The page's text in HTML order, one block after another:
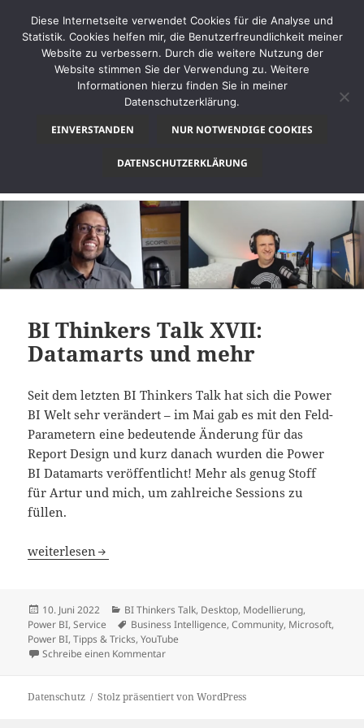
Juni 2022
BI Thinkers Talk XVII:
Datamarts und mehr
Seit dem letzten BI Thinkers Talk hat sich die Power
BI Welt sehr verändert – im Mai gab es mit den Feld-
Parametern eine bedeutende Änderung für das
Report Design und kurz danach wurden die Power
BI Datamarts veröffentlicht! Mehr als genug Stoff
für Artur und mich, um zahlreiche Sessions zu
füllen.
BI Thinkers Talk XVII: Datamarts und mehr
weiterlesen
Veröffentlicht
am
10. Juni 2022 Kategorien
BI Thinkers Talk, Desktop, Modellierung,
Power BI,Service Schlagwörter
Business Intelligence,Community, Microsoft,
Power BI,Tipps & Tricks,YouTube
Schreibe einen Kommentarzu BI Thinkers Talk XVII: Datamarts und
Datenschutz Stolz präsentiert von WordPress
Diese Internetseite verwendet Cookies für die Analyse und
Statistik. Cookies helfen mir, die Benutzerfreundlichkeit meiner
Website zu verbessern. Durch die weitere Nutzung der
Website stimmen Sie der Verwendung zu. Weitere
Informationen hierzu finden Sie in meiner
Datenschutzerklärung.
EINVERSTANDEN NUR NOTWENDIGE COOKIES
DATENSCHUTZERKLÄRUNG